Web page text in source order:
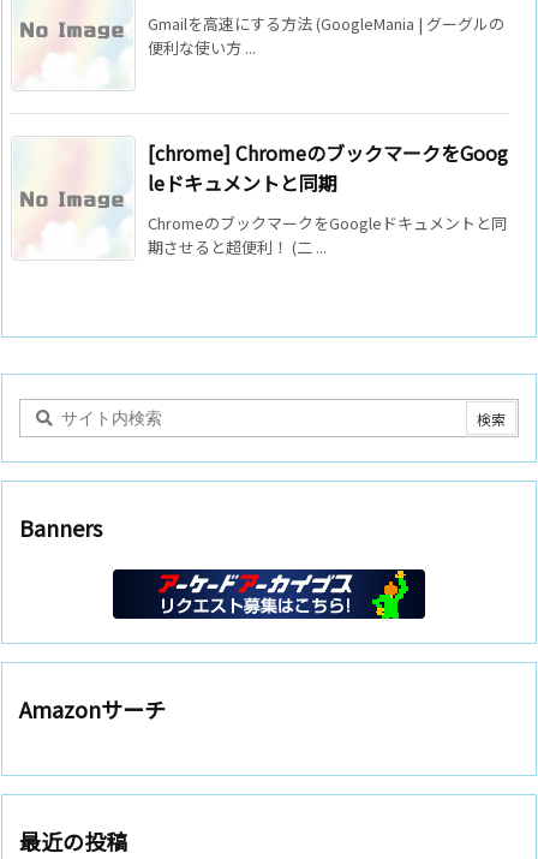
Gmailを高速にする方法 (GoogleMania | グーグルの
便利な使い方 ...
[chrome] ChromeのブックマークをGoog
leドキュメントと同期
ChromeのブックマークをGoogleドキュメントと同
期させると超便利！ (二 ...
Banners
Amazonサーチ
最近の投稿